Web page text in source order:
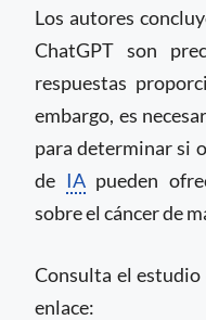
Los autores
ChatGPT son
respuestas
embargo, es
para determinar si
de IApueden
sobre el cáncer de
Consulta el
enlace: